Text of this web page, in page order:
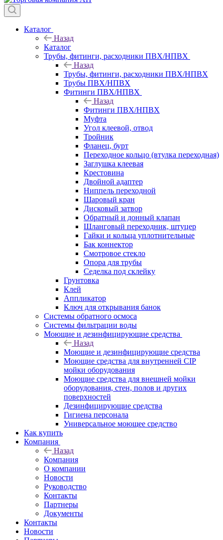
Каталог
Назад
Каталог
Трубы, фитинги, расходники ПВХ/НПВХ
Назад
Трубы, фитинги, расходники ПВХ/НПВХ
Трубы ПВХ/НПВХ
Фитинги ПВХ/НПВХ
Назад
Фитинги ПВХ/НПВХ
Муфта
Угол клеевой, отвод
Тройник
Фланец, бурт
Переходное кольцо (втулка переходная)
Заглушка клеевая
Крестовина
Двойной адаптер
Ниппель переходной
Шаровый кран
Дисковый затвор
Обратный и донный клапан
Шланговый переходник, штуцер
Гайки и кольца уплотнительные
Бак коннектор
Смотровое стекло
Опора для трубы
Седелка под склейку
Грунтовка
Клей
Аппликатор
Ключ для открывания банок
Системы обратного осмоса
Системы фильтрации воды
Моющие и дезинфицирующие средства
Назад
Моющие и дезинфицирующие средства
Моющие средства для внутренней CIP
мойки оборудования
Моющие средства для внешней мойки
оборудования, стен, полов и других
поверхностей
Дезинфицирующие средства
Гигиена персонала
Универсальное моющее средство
Как купить
Компания
Назад
Компания
О компании
Новости
Руководство
Контакты
Партнеры
Документы
Контакты
Новости